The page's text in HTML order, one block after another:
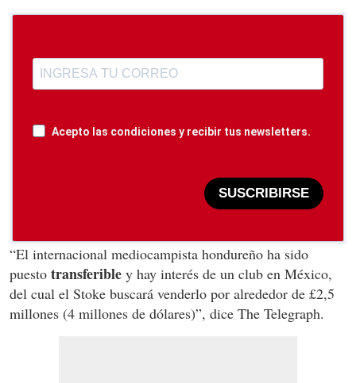
Acepto las condiciones y recibir tus newsletters.
SUSCRIBIRSE
“El internacional mediocampista hondureño ha sido
puesto transferible y hay interés de un club en México,
del cual el Stoke buscará venderlo por alrededor de £2,5
millones (4 millones de dólares)”, dice The Telegraph.